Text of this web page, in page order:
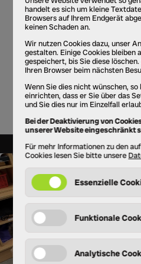
für Alternativen zum
gesammelt und
Poster gestalten: Wie
leben? In kleinen
ein Wissensposter,
herauszuarbeiten,
für Wildtiere ideal